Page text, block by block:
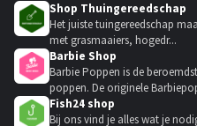
Shop Thuingereedschap
Het juiste tuingereedschap
met grasmaaiers, hogedr...
Barbie Shop
Barbie Poppen is de
poppen. De originele
Fish24 shop
Bij ons vind je alles wat je